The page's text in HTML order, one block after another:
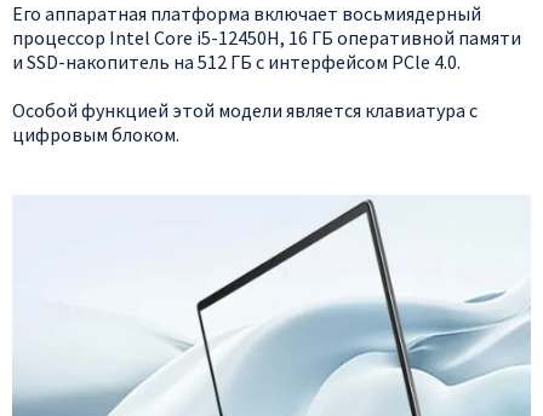
Его аппаратная платформа включает восьмиядерный
процессор Intel Core i5-12450H, 16 ГБ оперативной памяти
и SSD-накопитель на 512 ГБ с интерфейсом PCle 4.0.
Особой функцией этой модели является клавиатура с
цифровым блоком.